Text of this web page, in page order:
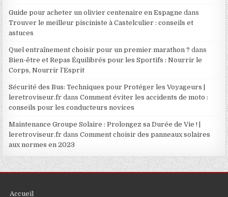
Guide pour acheter un olivier centenaire en Espagne dans
Trouver le meilleur pisciniste à Castelculier : conseils et
astuces
Quel entraînement choisir pour un premier marathon ? dans
Bien-être et Repas Équilibrés pour les Sportifs : Nourrir le
Corps, Nourrir l’Esprit
Sécurité des Bus: Techniques pour Protéger les Voyageurs |
leretroviseur.fr dansComment éviter les accidents de moto :
conseils pour les conducteurs novices
Maintenance Groupe Solaire : Prolongez sa Durée de Vie ! |
leretroviseur.fr dansComment choisir des panneaux solaires
aux normes en 2023
Accueil